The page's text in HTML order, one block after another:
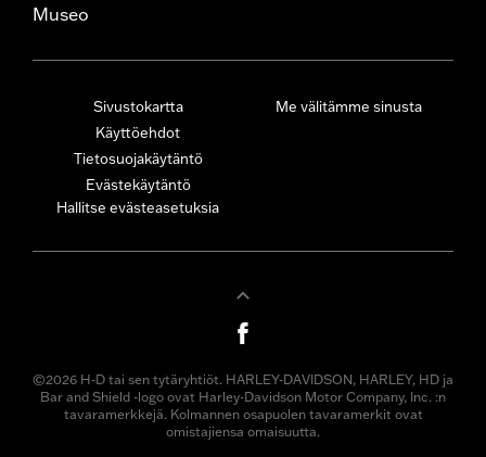
Museo
Sivustokartta
Käyttöehdot
Tietosuojakäytäntö
Evästekäytäntö
Hallitse evästeasetuksia
Me välitämme sinusta
©2026 H-D tai sen tytäryhtiöt. HARLEY-DAVIDSON, HARLEY, HD ja
Bar and Shield -logo ovat Harley-Davidson Motor Company, Inc. :n
tavaramerkkejä. Kolmannen osapuolen tavaramerkit ovat
omistajiensa omaisuutta.